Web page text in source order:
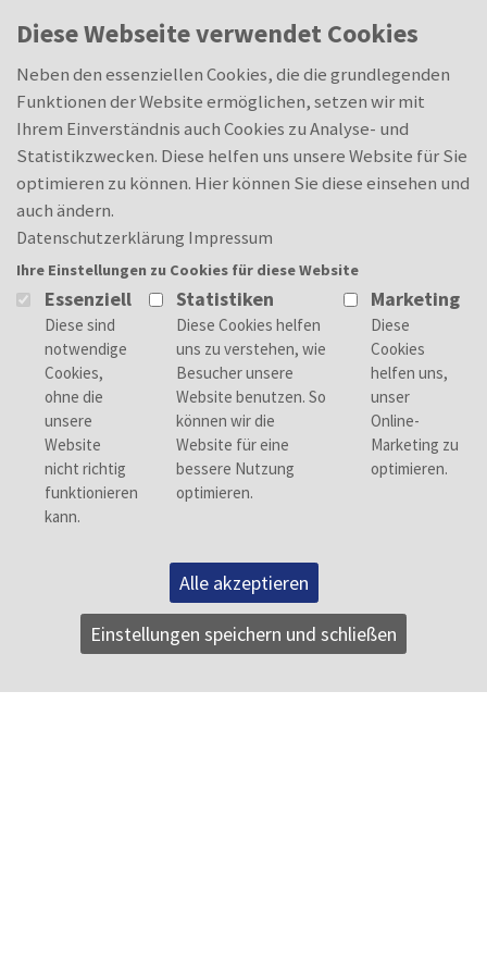
0
Diese Webseite verwendet Cookies
Neben den essenziellen Cookies, die die grundlegenden
Funktionen der Website ermöglichen, setzen wir mit
Ihrem Einverständnis auch Cookies zu Analyse- und
Statistikzwecken. Diese helfen uns unsere Website für Sie
optimieren zu können. Hier können Sie diese einsehen und
auch ändern.
Datenschutzerklärung Impressum
Ihre Einstellungen zu Cookies für diese Website
Essenziell Statistiken Marketing
Alle akzeptieren
Einstellungen speichern und schließen